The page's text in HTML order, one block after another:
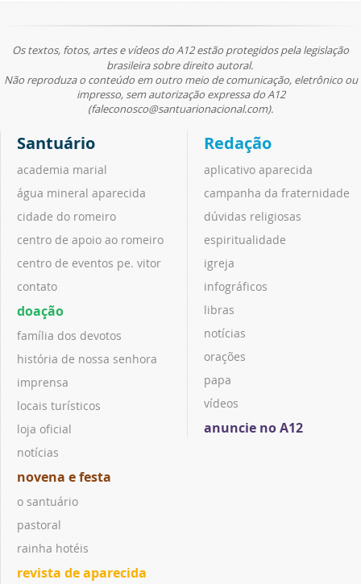
Os textos, fotos, artes e vídeos do A12 estão protegidos pela legislação
brasileira sobre direito autoral.
Não reproduza o conteúdo em outro meio de comunicação, eletrônico ou
impresso, sem autorização expressa do A12
(faleconosco@santuarionacional.com).
Santuário
academia marial
água mineral aparecida
cidade do romeiro
centro de apoio ao romeiro
centro de eventos pe. vitor
contato
doação
família dos devotos
história de nossa senhora
imprensa
locais turísticos
loja oficial
notícias
novena e festa
o santuário
pastoral
rainha hotéis
revista de aparecida
Redação
aplicativo aparecida
campanha da fraternidade
dúvidas religiosas
espiritualidade
igreja
infográficos
libras
notícias
orações
papa
vídeos
anuncie no A12